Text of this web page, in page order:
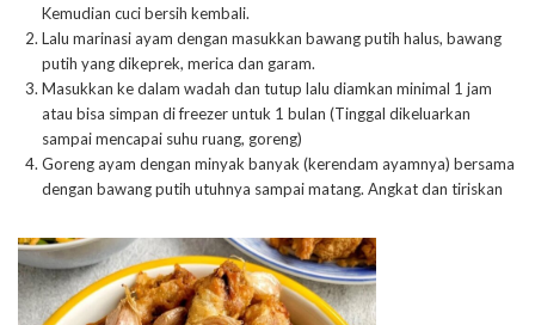
Kemudian cuci bersih kembali.
Lalu marinasi ayam dengan masukkan bawang putih halus, bawang
putih yang dikeprek, merica dan garam.
Masukkan ke dalam wadah dan tutup lalu diamkan minimal 1 jam
atau bisa simpan di freezer untuk 1 bulan (Tinggal dikeluarkan
sampai mencapai suhu ruang, goreng)
Goreng ayam dengan minyak banyak (kerendam ayamnya) bersama
dengan bawang putih utuhnya sampai matang. Angkat dan tiriskan